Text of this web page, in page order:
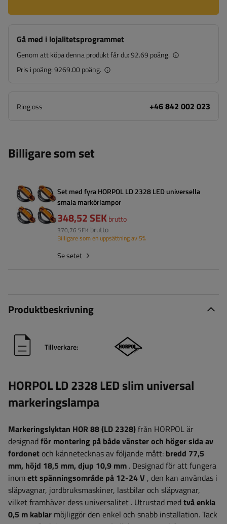
Gå med i lojalitetsprogrammet
Genom att köpa denna produkt får du:92.69 poäng.
Pris i poäng:9269.00 poäng.
Ring oss +46 842 002 023
Billigare som set
Set med fyra HORPOL LD 2328 LED universella
smala markörlampor
348,52 SEKbrutto
370,76 SEK brutto
Billigare som en uppsättning av 5%
Se setet
Produktbeskrivning
Tillverkare:
HORPOL LD 2328 LED slim universal
markeringslampa
Markeringslyktan HOR 88 (LD 2328)från HORPOL är
designadför montering på både vänster och höger sida av
fordonet och kännetecknas av följande mått: bredd 77,5
mm, höjd 18,5 mm, djup 10,9 mm . Designad för att fungera
inomett spänningsområde på 12-24 V , den kan användas i
släpvagnar, jordbruksmaskiner, lastbilar och släpvagnar,
vilket framhäver dess universalitet . Utrustad medtvå enkla
0,5 m kablar möjliggör den enkel och snabb installation.Tack